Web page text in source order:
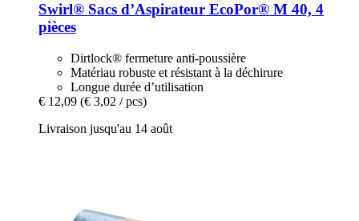
Swirl® Sacs d’Aspirateur EcoPor® M 40, 4
pièces
Dirtlock® fermeture anti-poussière
Matériau robuste et résistant à la déchirure
Longue durée d’utilisation
€ 12,09 (€ 3,02 / pcs)
Livraison jusqu'au 14 août